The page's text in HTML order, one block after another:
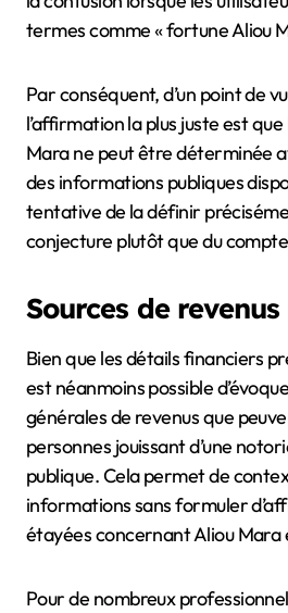
termes comme « fortune Aliou
Par conséquent, d’un point de
l’affirmation la plus juste est
Mara ne peut être déterminée
des informations publiques
tentative de la définir
conjecture plutôt que du
Sources de
Bien que les détails financiers
est néanmoins possible
générales de revenus que
personnes jouissant d’une
publique. Cela permet de
informations sans formuler
étayées concernant Aliou Mara
Pour de nombreux